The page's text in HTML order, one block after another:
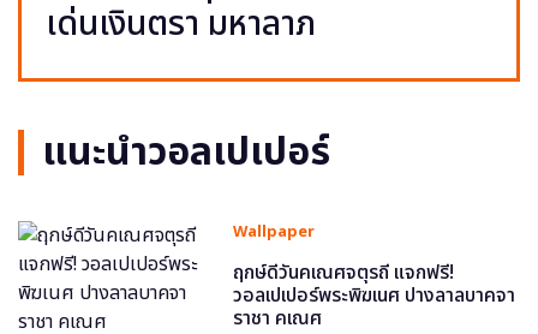
เด่นเงินตรา มหาลาภ
แนะนำวอลเปเปอร์
Wallpaper
ฤกษ์ดีวันคเณศจตุรถี แจกฟรี!
วอลเปเปอร์พระพิฆเนศ ปางลาลบาคจา
ราชา คเณศ